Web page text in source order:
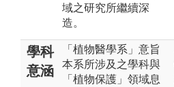
域之研究所繼續深
造。
學科
意涵
「植物醫學系」意旨
本系所涉及之學科與
「植物保護」領域息